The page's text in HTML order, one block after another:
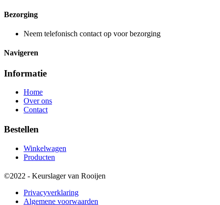
Bezorging
Neem telefonisch contact op voor bezorging
Navigeren
Informatie
Home
Over ons
Contact
Bestellen
Winkelwagen
Producten
©2022 - Keurslager van Rooijen
Privacyverklaring
Algemene voorwaarden